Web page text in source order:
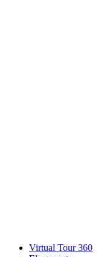
Virtual Tour 360